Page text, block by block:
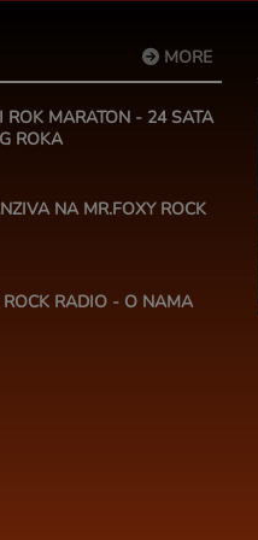
MORE
ROK MARATON - 24 SATA
ROKA
NA MR.FOXY ROCK
ROCK RADIO - O NAMA